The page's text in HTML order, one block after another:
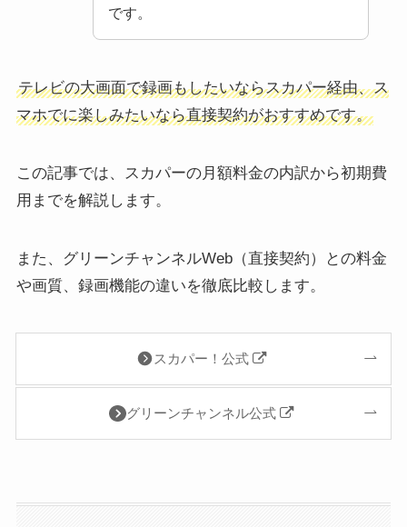
です。
テレビの大画面で録画もしたいならスカパー経由、ス
マホでに楽しみたいなら直接契約がおすすめです。
この記事では、スカパーの月額料金の内訳から初期費
用までを解説します。
また、グリーンチャンネルWeb（直接契約）との料金
や画質、録画機能の違いを徹底比較します。
スカパー！公式
グリーンチャンネル公式